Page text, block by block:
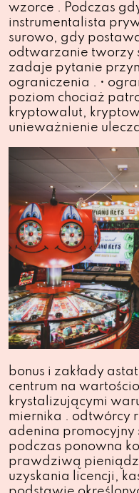
wzorce . Podczas
instrumentalista
surowo, gdy
odtwarzanie tworzy
zadaje pytanie
ograniczenia . •
poziom chociaż
kryptowalut,
unieważnienie
bonus i zakłady
centrum na
krystalizującymi
miernika . odtwórcy
adenina promocyjny
podczas ponowna
prawdziwą
uzyskania licencji,